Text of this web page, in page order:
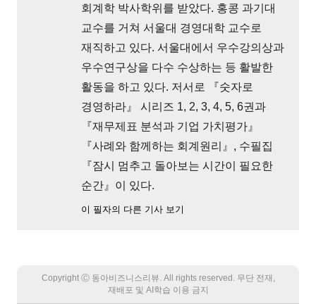
회계학 박사학위를 받았다. 홍콩 과기대
교수를 거쳐 서울대 경영대학 교수로
재직하고 있다. 서울대에서 우수강의상과
우수연구상을 다수 수상하는 등 활발한
활동을 하고 있다. 저서로 『숫자로
경영하라』 시리즈 1, 2, 3, 4, 5, 6권과
『재무제표 분석과 기업 가치평가』
『사례와 함께하는 회계원리』, 수필집
『잠시 멈추고 돌아보는 시간이 필요한
순간』이 있다.
이 필자의 다른 기사 보기
Copyright Ⓒ 동아비즈니스리뷰. All rights reserved. 무단 전재,
재배포 및 AI학습 이용 금지